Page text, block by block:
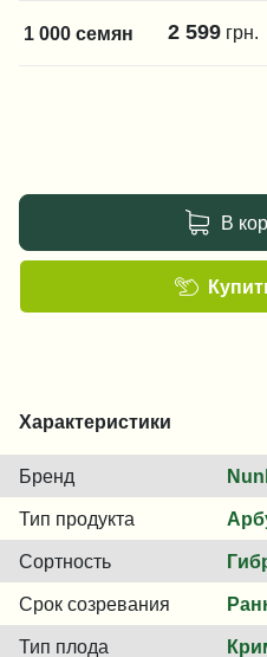
1 000 семян 2 599 грн.
В
Характеристики
Бренд
Тип продукта
Сортность
Срок созревания
Тип плода